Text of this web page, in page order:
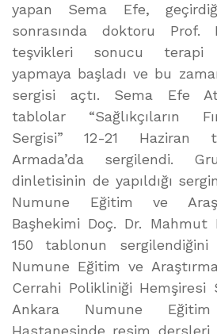
yapan Sema Efe,
sonrasında doktoru Prof.
teşvikleri sonucu terapi
yapmaya başladı ve bu
sergisi açtı. Sema Efe
tablolar “Sağlıkçıların
Sergisi” 12-21 Haziran
Armada’da sergilendi.
dinletisinin de yapıldığı
Numune Eğitim ve
Başhekimi Doç. Dr. Mahmut
150 tablonun sergilendiğini
Numune Eğitim ve
Cerrahi Polikliniği Hemşiresi
Ankara Numune
Hastanesinde resim dersleri